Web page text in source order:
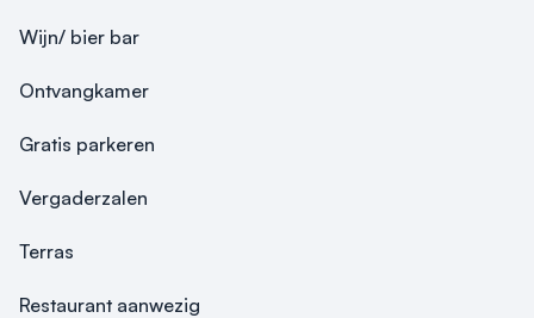
Wijn/ bier bar
Ontvangkamer
Gratis parkeren
Vergaderzalen
Terras
Restaurant aanwezig